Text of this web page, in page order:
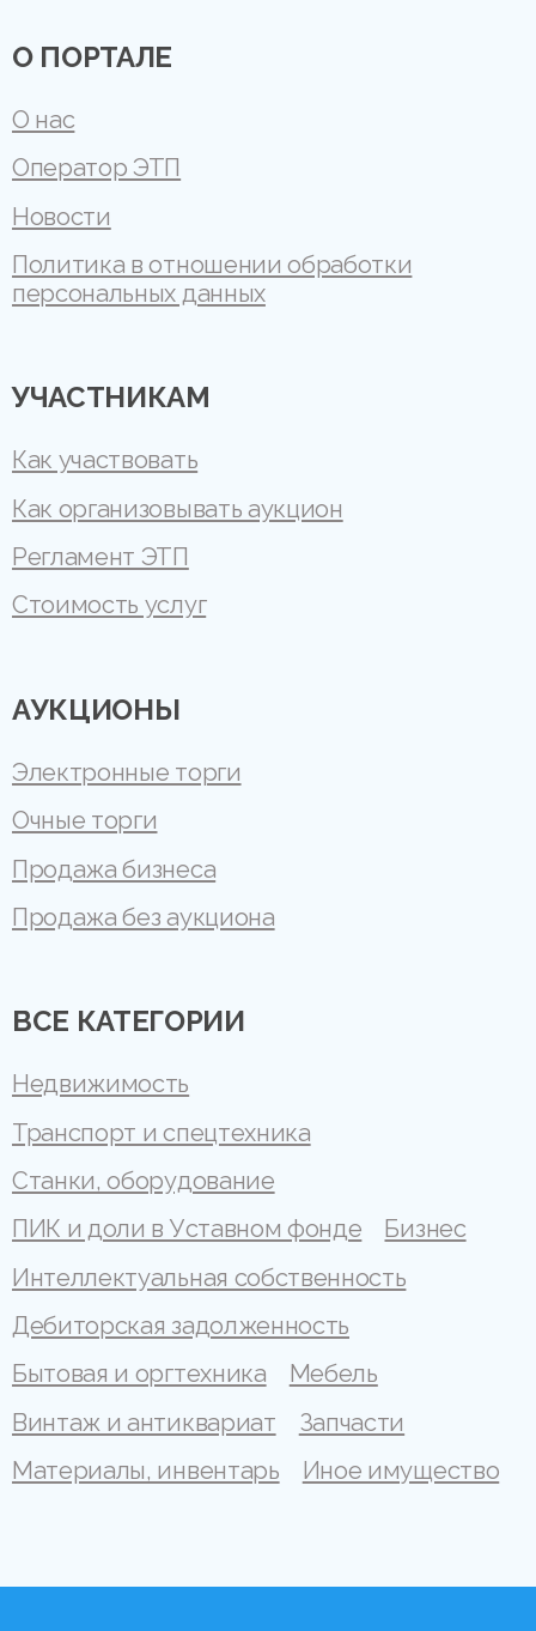
О ПОРТАЛЕ
О нас
Оператор ЭТП
Новости
Политика в отношении обработки
персональных данных
УЧАСТНИКАМ
Как участвовать
Как организовывать аукцион
Регламент ЭТП
Стоимость услуг
АУКЦИОНЫ
Электронные торги
Очные торги
Продажа бизнеса
Продажа без аукциона
ВСЕ КАТЕГОРИИ
Недвижимость
Транспорт и спецтехника
Станки, оборудование
ПИК и доли в Уставном фонде
Бизнес
Интеллектуальная собственность
Дебиторская задолженность
Бытовая и оргтехника
Мебель
Винтаж и антиквариат
Запчасти
Материалы, инвентарь
Иное имущество